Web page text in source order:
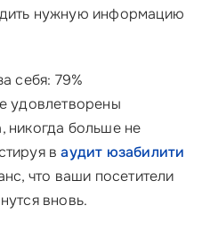
нужную информацию
себя: 79%
удовлетворены
никогда больше не
ваудит юзабилити
что ваши посетители
вновь.